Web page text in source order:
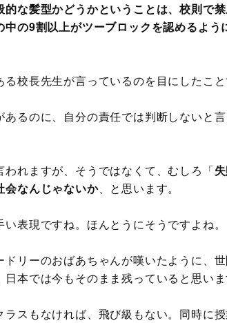
な髪型かどうかということは、校則で
の9割以上がツーブロックを認めるよう
校長先生が言っているのを目にしたこと
るのに、自分の責任では判断しないと
れますが、そうではなくて、むしろ「
会なんじゃないか、と思います。
表現ですね。ほんとうにそうですよね。
リーのおばあちゃんが嘆いたように、
本では今もそのまま残っていると思いま
スもなければ、飛び級もない。同時に